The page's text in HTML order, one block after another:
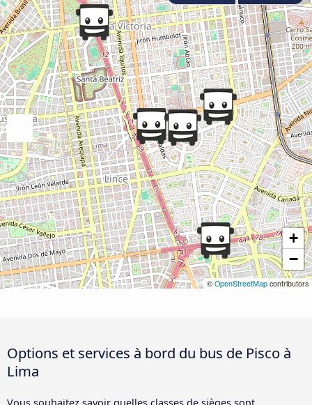
+
−
© OpenStreetMap contributors
Options et services à bord du bus de Pisco à
Lima